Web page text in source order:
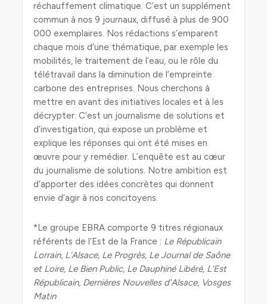
réchauffement climatique. C’est un supplément
commun à nos 9 journaux, diffusé à plus de 900
000 exemplaires. Nos rédactions s’emparent
chaque mois d’une thématique, par exemple les
mobilités, le traitement de l’eau, ou le rôle du
télétravail dans la diminution de l’empreinte
carbone des entreprises. Nous cherchons à
mettre en avant des initiatives locales et à les
décrypter. C’est un journalisme de solutions et
d’investigation, qui expose un problème et
explique les réponses qui ont été mises en
œuvre pour y remédier. L’enquête est au cœur
du journalisme de solutions. Notre ambition est
d’apporter des idées concrètes qui donnent
envie d’agir à nos concitoyens.
*Le groupe EBRA comporte 9 titres régionaux
référents de l’Est de la France : Le Républicain
Lorrain, L’Alsace, Le Progrès, Le Journal de Saône
et Loire, Le Bien Public, Le Dauphiné Libéré, L’Est
Républicain, Dernières Nouvelles d’Alsace, Vosges
Matin